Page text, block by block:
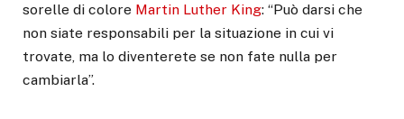
sorelle di colore Martin Luther King: “Può darsi che
non siate responsabili per la situazione in cui vi
trovate, ma lo diventerete se non fate nulla per
cambiarla”.